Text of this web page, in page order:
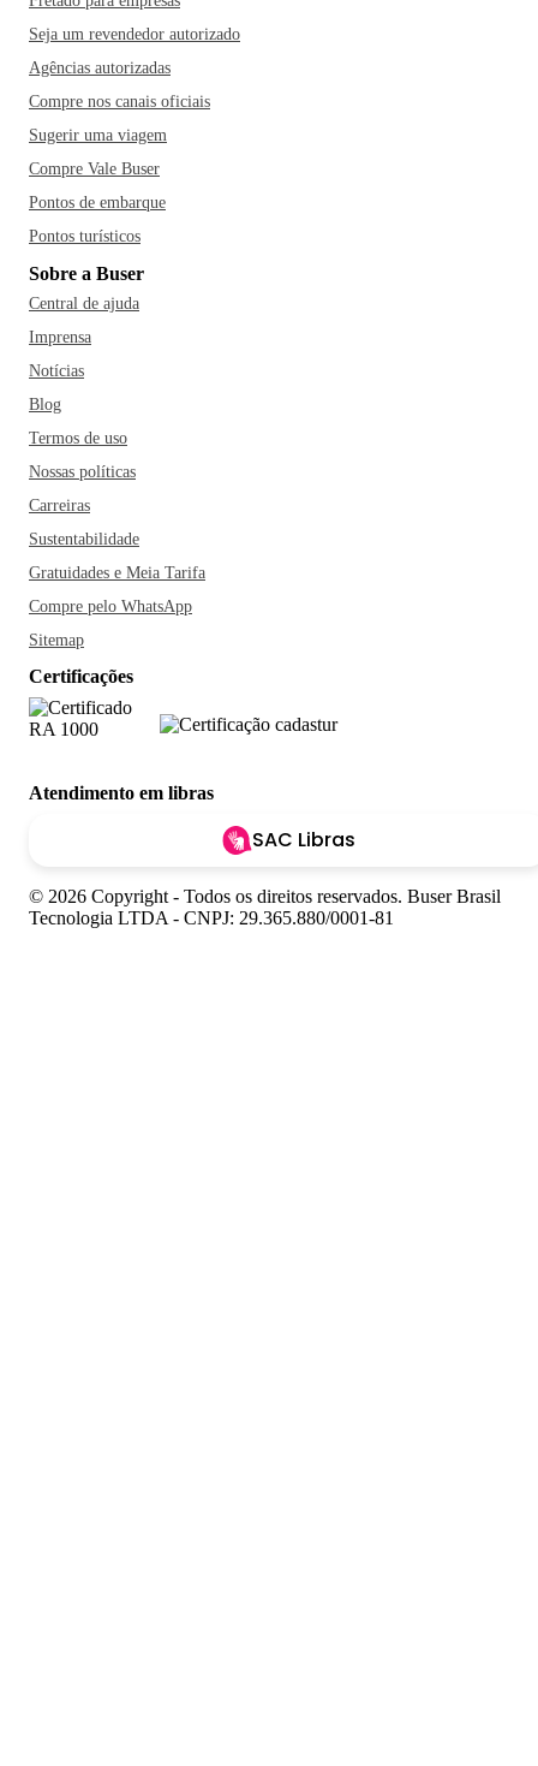
Seja um revendedor autorizado
Agências autorizadas
Compre nos canais oficiais
Sugerir uma viagem
Compre Vale Buser
Pontos de embarque
Pontos turísticos
Sobre a Buser
Central de ajuda
Imprensa
Notícias
Blog
Termos de uso
Nossas políticas
Carreiras
Sustentabilidade
Gratuidades e Meia Tarifa
Compre pelo WhatsApp
Sitemap
Certificações
Atendimento em libras
SAC Libras
© 2026 Copyright - Todos os direitos reservados. Buser Brasil
Tecnologia LTDA - CNPJ: 29.365.880/0001-81